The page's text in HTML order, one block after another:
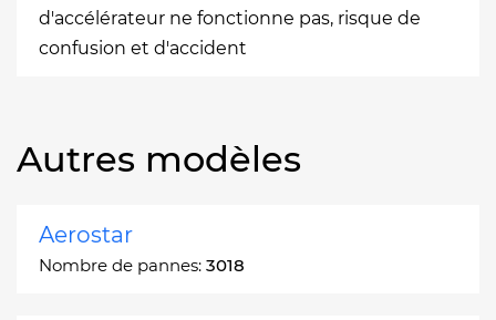
d'accélérateur ne fonctionne pas, risque de
confusion et d'accident
Autres modèles
Aerostar
Nombre de pannes: 3018